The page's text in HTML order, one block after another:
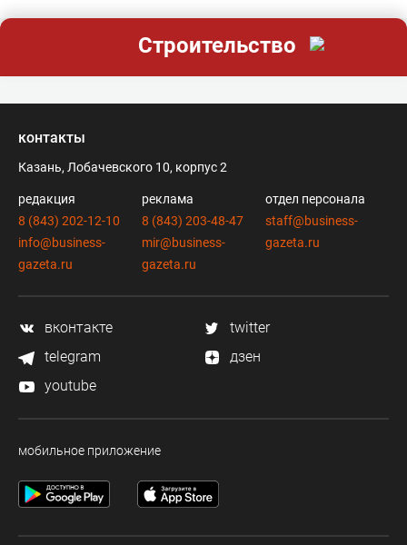
Строительство
контакты
Казань, Лобачевского 10, корпус 2
редакция
8 (843) 202-12-10
info@business-
gazeta.ru
реклама
8 (843) 203-48-47
mir@business-
gazeta.ru
отдел персонала
staff@business-
gazeta.ru
вконтакте
twitter
telegram
дзен
youtube
мобильное приложение